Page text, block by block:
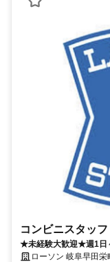
コンビニスタッフ
★未経験大歓迎★週1日
ローソン 岐阜早田